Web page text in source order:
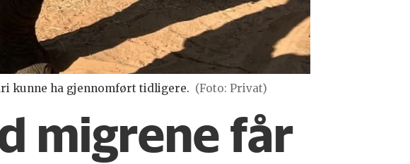
kunne ha gjennomført tidligere. (Foto: Privat)
migrene får